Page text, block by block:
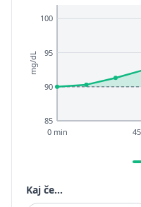
85
90
95
100
0 min
mg/dL
Kaj če...